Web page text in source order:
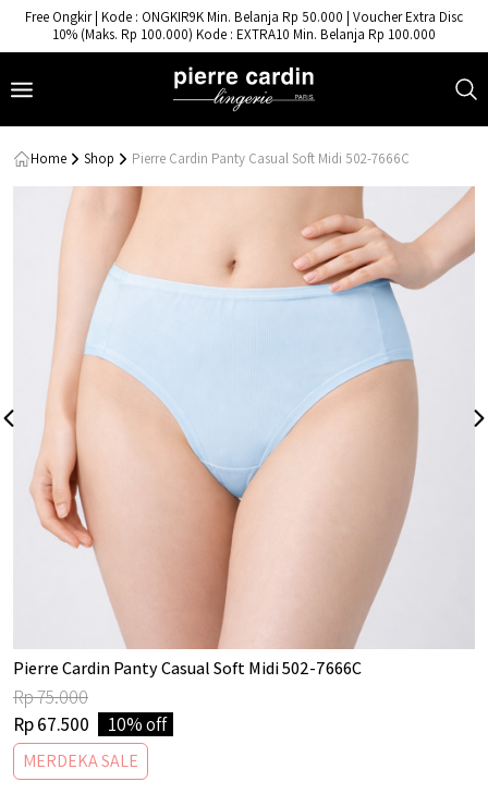
Free Ongkir | Kode : ONGKIR9K Min. Belanja Rp 50.000 | Voucher Extra Disc
10% (Maks. Rp 100.000) Kode : EXTRA10 Min. Belanja Rp 100.000
Home Shop Pierre Cardin Panty Casual Soft Midi 502-7666C
Pierre Cardin Panty Casual Soft Midi 502-7666C
Rp 75.000
Rp 67.500
10% off
MERDEKA SALE
- Pierre Cardin Lingerie